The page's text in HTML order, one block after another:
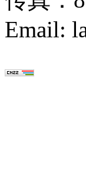
Email: